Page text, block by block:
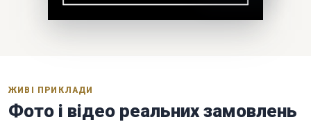
ЖИВІ ПРИКЛАДИ
Фото і відео реальних замовлень